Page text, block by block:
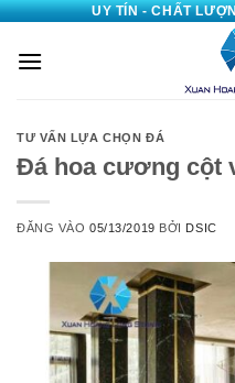
Bỏ
nội
UY TÍN - CHẤT
TƯ VẤN LỰA CHỌN ĐÁ
Đá hoa cương cột
ĐĂNG VÀO05/13/2019 BỞI DSIC